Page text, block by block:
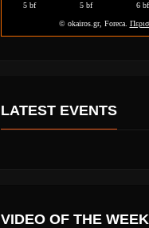
LATEST EVENTS
VIDEO OF THE WEEK